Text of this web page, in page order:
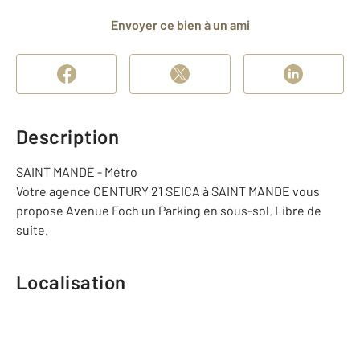
Envoyer ce bien à un ami
Description
SAINT MANDE - Métro
Votre agence CENTURY 21 SEICA à SAINT MANDE vous
propose Avenue Foch un Parking en sous-sol. Libre de
suite.
Localisation